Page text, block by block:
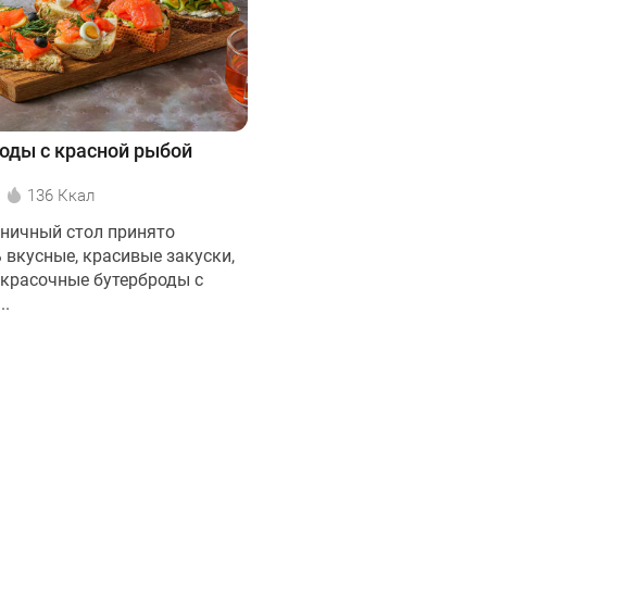
с красной рыбой
136 Ккал
стол принято
вкусные, красивые закуски,
бутерброды с